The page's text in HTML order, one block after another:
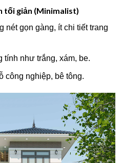
tối giản (Minimalist)
nét gọn gàng, ít chi tiết trang
tính như trắng, xám, be.
công nghiệp, bê tông.